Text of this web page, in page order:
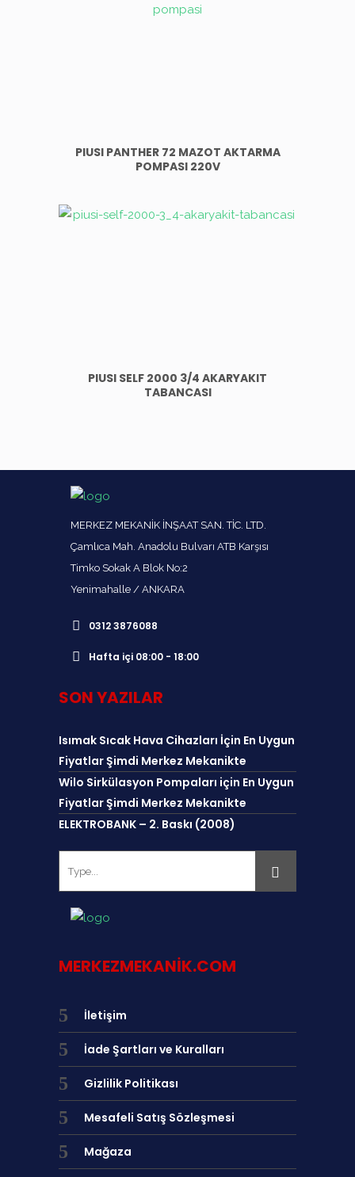
PIUSI PANTHER 72 MAZOT AKTARMA
POMPASI 220V
PIUSI SELF 2000 3/4 AKARYAKIT
TABANCASI
MERKEZ MEKANİK İNŞAAT SAN. TİC. LTD.
Çamlıca Mah. Anadolu Bulvarı ATB Karşısı
Timko Sokak A Blok No:2
Yenimahalle / ANKARA
0312 3876088
Hafta içi 08:00 - 18:00
SON YAZILAR
Isımak Sıcak Hava Cihazları İçin En Uygun
Fiyatlar Şimdi Merkez Mekanikte
Wilo Sirkülasyon Pompaları için En Uygun
Fiyatlar Şimdi Merkez Mekanikte
ELEKTROBANK – 2. Baskı (2008)
MERKEZMEKANIK.COM
İletişim
İade Şartları ve Kuralları
Gizlilik Politikası
Mesafeli Satış Sözleşmesi
Mağaza